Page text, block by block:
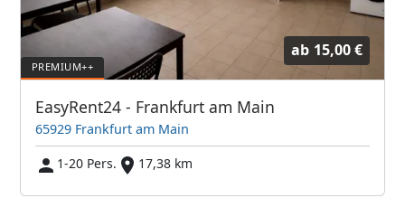
ab 15,00 €
EasyRent24 - Frankfurt am Main
65929 Frankfurt am Main
1-20 Pers.
17,38 km